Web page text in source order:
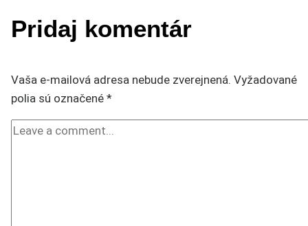
Pridaj komentár
Vaša e-mailová adresa nebude zverejnená. Vyžadované
polia sú označené *